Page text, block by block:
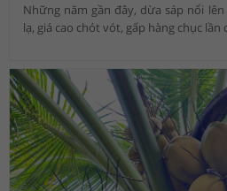
Những năm gần đây, dừa sáp nổi
lạ, giá cao chót vót, gấp hàng chục